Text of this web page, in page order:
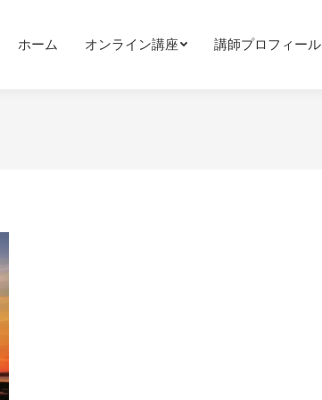
ホーム オンライン講座 講師プロフィール